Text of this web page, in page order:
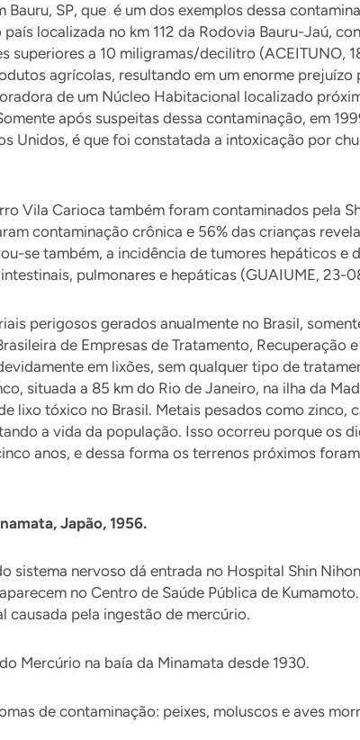
SP, que é um dos exemplos dessa
localizada no km 112 da Rodovia Bauru-Jaú,
superiores a 10 miligramas/decilitro
agrícolas, resultando em um enorme
de um Núcleo Habitacional localizado
após suspeitas dessa contaminação, em
Unidos, é que foi constatada a intoxicação por
Vila Carioca também foram contaminados pela
contaminação crônica e 56% das crianças
se também, a incidência de tumores hepáticos e
pulmonares e hepáticas (GUAIUME, 23-
perigosos gerados anualmente no Brasil,
de Empresas de Tratamento, Recuperação
em lixões, sem qualquer tipo de
situada a 85 km do Rio de Janeiro, na ilha da
lixo tóxico no Brasil. Metais pesados como zinco,
a vida da população. Isso ocorreu porque os
anos, e dessa forma os terrenos próximos
Japão, 1956.
sistema nervoso dá entrada no Hospital Shin
no Centro de Saúde Pública de
causada pela ingestão de mercúrio.
Mercúrio na baía da Minamata desde 1930.
de contaminação: peixes, moluscos e aves